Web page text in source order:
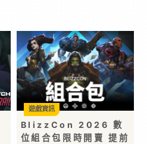
BlizzCon 2026 數
位組合包限時開賣 提前
遊戲資訊